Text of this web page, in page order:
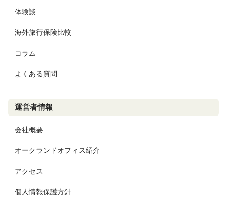
体験談
海外旅行保険比較
コラム
よくある質問
運営者情報
会社概要
オークランドオフィス紹介
アクセス
個人情報保護方針